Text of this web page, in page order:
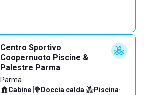
Centro Sportivo
Coopernuoto Piscine &
Palestre Parma
Parma
Cabine· Doccia calda· Piscina·